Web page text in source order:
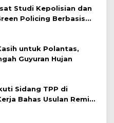
Studi Kepolisian dan
Policing Berbasis
untuk Polantas,
Guyuran Hujan
Sidang TPP di
Bahas Usulan Remisi